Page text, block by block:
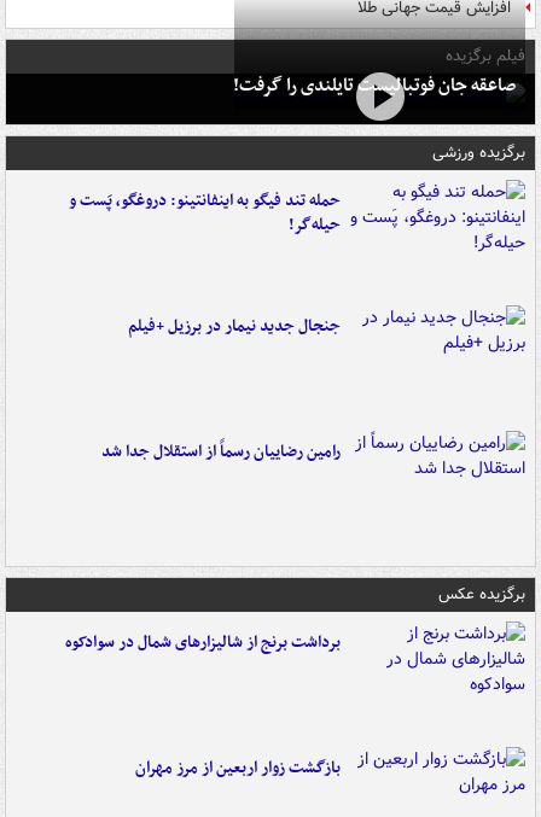
افزایش قیمت جهانی طلا
فیلم برگزیده
صاعقه جان فوتبالیست تایلندی را گرفت!
برگزیده ورزشی
حمله تند فیگو به اینفانتینو: دروغگو، پَست‌ و
حیله‌گر!
جنجال جدید نیمار در برزیل +فیلم
رامین رضاییان رسماً از استقلال جدا شد
برگزیده عکس
برداشت برنج از شالیزارهای شمال در سوادکوه
بازگشت زوار اربعین از مرز مهران